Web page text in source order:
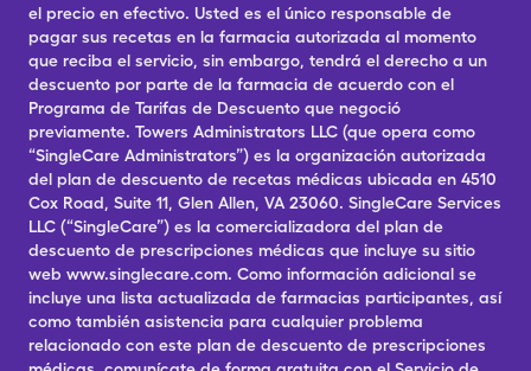
el precio en efectivo. Usted es el único responsable de
pagar sus recetas en la farmacia autorizada al momento
que reciba el servicio, sin embargo, tendrá el derecho a un
descuento por parte de la farmacia de acuerdo con el
Programa de Tarifas de Descuento que negoció
previamente. Towers Administrators LLC (que opera como
“SingleCare Administrators”) es la organización autorizada
del plan de descuento de recetas médicas ubicada en 4510
Cox Road, Suite 11, Glen Allen, VA 23060. SingleCare Services
LLC (“SingleCare”) es la comercializadora del plan de
descuento de prescripciones médicas que incluye su sitio
web www.singlecare.com. Como información adicional se
incluye una lista actualizada de farmacias participantes, así
como también asistencia para cualquier problema
relacionado con este plan de descuento de prescripciones